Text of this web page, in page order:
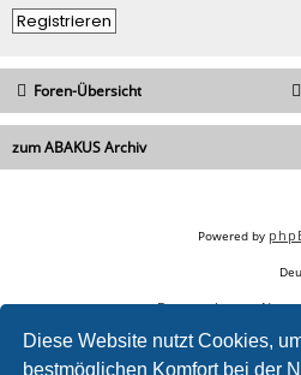
Diese Website nutzt Cookies,
bestmöglichen Komfort bei der
Registrieren
Foren-Übersicht
zum ABAKUS Archiv
Powered by
Datenschutz|
SEO Online